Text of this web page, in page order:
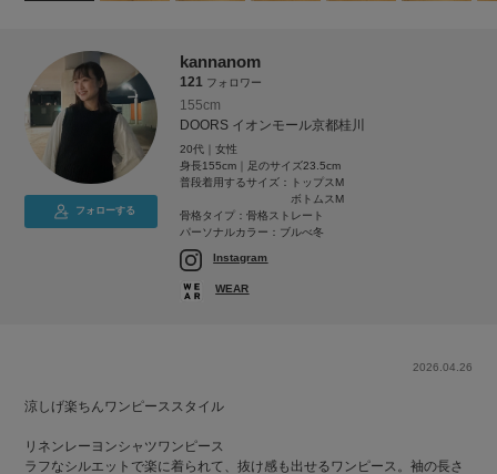
フォローする
kannanom
121 フォロワー
155cm
DOORS イオンモール京都桂川
20代｜女性
身長155cm｜足のサイズ23.5cm
普段着用するサイズ：
トップスM
ボトムスM
骨格タイプ：骨格ストレート
パーソナルカラー：ブルべ冬
Instagram
WEAR
2026.04.26
涼しげ楽ちんワンピーススタイル
リネンレーヨンシャツワンピース
ラフなシルエットで楽に着られて、抜け感も出せるワンピース。袖の長さ